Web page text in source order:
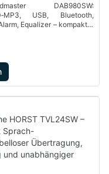
DAB980SW:
USB, Bluetooth,
Equalizer – kompakter
HORST TVL24SW –
Sprach-
Übertragung,
und unabhängiger